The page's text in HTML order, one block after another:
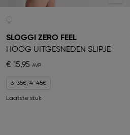
SLOGGI ZERO FEEL
HOOG UITGESNEDEN SLIPJE
€ 15,95
3=35€, 4=45€
Laatste stuk